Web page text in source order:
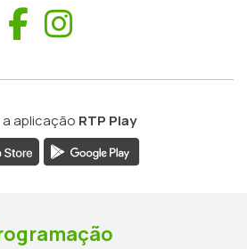
Facebook
aplicação RTP Play